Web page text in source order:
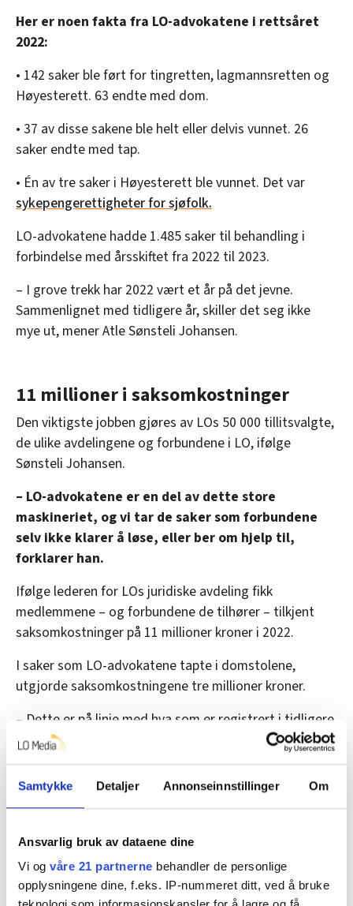
Samtykke Detaljer Annonseinnstillinger Om
Ansvarlig bruk av dataene dine
Vi og våre 21 partnerne behandler de personlige
opplysningene dine, f.eks. IP-nummeret ditt, ved å bruke
Her er noen fakta fra LO-advokatene i rettsåret
2022:
• 142 saker ble ført for tingretten, lagmannsretten og
Høyesterett. 63 endte med dom.
• 37 av disse sakene ble helt eller delvis vunnet. 26
saker endte med tap.
• Én av tre saker i Høyesterett ble vunnet. Det var
sykepengerettigheter for sjøfolk.
LO-advokatene hadde 1.485 saker til behandling i
forbindelse med årsskiftet fra 2022 til 2023.
– I grove trekk har 2022 vært et år på det jevne.
Sammenlignet med tidligere år, skiller det seg ikke
mye ut, mener Atle Sønsteli Johansen.
11 millioner i saksomkostninger
Den viktigste jobben gjøres av LOs 50 000 tillitsvalgte,
de ulike avdelingene og forbundene i LO, ifølge
Sønsteli Johansen.
– LO-advokatene er en del av dette store
maskineriet, og vi tar de saker som forbundene
selv ikke klarer å løse, eller ber om hjelp til,
forklarer han.
Ifølge lederen for LOs juridiske avdeling fikk
medlemmene – og forbundene de tilhører – tilkjent
saksomkostninger på 11 millioner kroner i 2022.
I saker som LO-advokatene tapte i domstolene,
utgjorde saksomkostningene tre millioner kroner.
– Dette er på linje med hva som er registrert i tidligere
år, selv om beløpene kan variere noe fra et år til et
annet, opplyser Sønsteli Johansen.
Les også:
150 flyplassarbeidere jubler etter dom – får
etterbetalt millionbeløp
LO-advokatene